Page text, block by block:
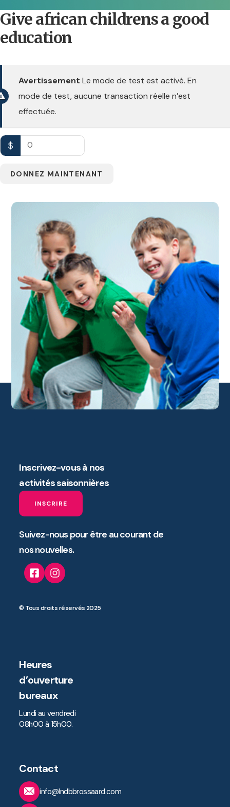
Give african childrens a good
education
Avertissement Le mode de test est activé. En
mode de test, aucune transaction réelle n’est
effectuée.
$ 0
DONNEZ MAINTENANT
Inscrivez-vous à nos
activités saisonnières
INSCRIRE
Suivez-nous pour être au courant de
nos nouvelles.
© Tous droits réservés 2025
Heures
d’ouverture
bureaux
Lundi au vendredi
08h00 à 15h00.
Contact
info@lndbbrossaard.com